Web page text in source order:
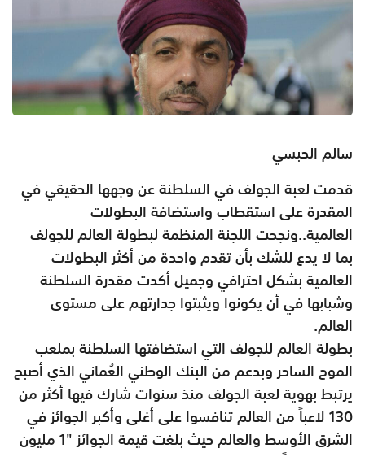
سالم الحبسي
قدمت لعبة الجولف في السلطنة عن وجهها الحقيقي في
المقدرة على استقطاب واستضافة البطولات
العالمية..ونجحت اللجنة المنظمة لبطولة العالم للجولف
بما لا يدع للشك بأن تقدم واحدة من أكثر البطولات
العالمية بشكل احترافي وجميل أكدت مقدرة السلطنة
وشبابها في أن يكونوا ويثبتوا جدارتهم على مستوى
العالم.
بطولة العالم للجولف التي استضافتها السلطنة بملعب
الموج الساحر وبدعم من البنك الوطني العُماني الذي أصبح
يرتبط بهوية لعبة الجولف منذ سنوات شارك فيها أكثر من
130 لاعباً من العالم تنافسوا على أغلى وأكبر الجوائز في
الشرق الأوسط والعالم حيث بلغت قيمة الجوائز "1 مليون